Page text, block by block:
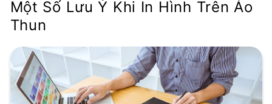
Một Số Lưu Ý Khi In Hình Trên Áo
Thun